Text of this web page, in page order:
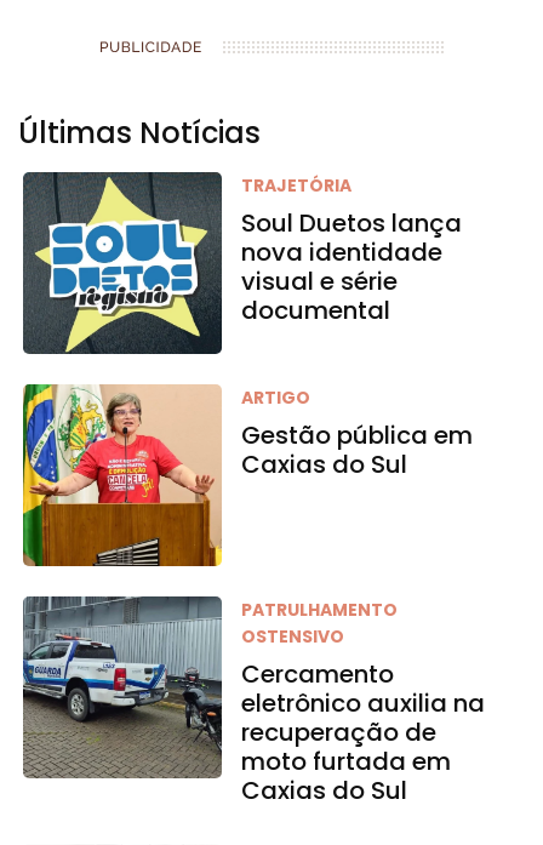
Últimas Notícias
TRAJETÓRIA
Soul Duetos lança
nova identidade
visual e série
documental
ARTIGO
Gestão pública em
Caxias do Sul
PATRULHAMENTO
OSTENSIVO
Cercamento
eletrônico auxilia na
recuperação de
moto furtada em
Caxias do Sul